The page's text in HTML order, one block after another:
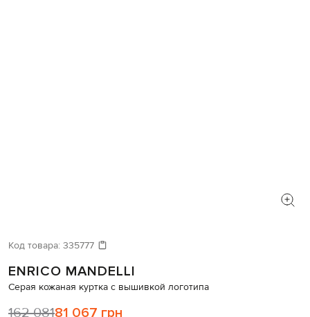
Код товара: 335777
ENRICO MANDELLI
Серая кожаная куртка с вышивкой логотипа
162 08181 067 грн